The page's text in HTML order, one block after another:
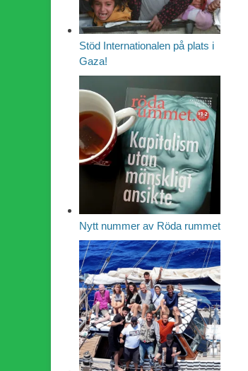
Stöd Internationalen på plats i
Gaza!
Nytt nummer av Röda rummet